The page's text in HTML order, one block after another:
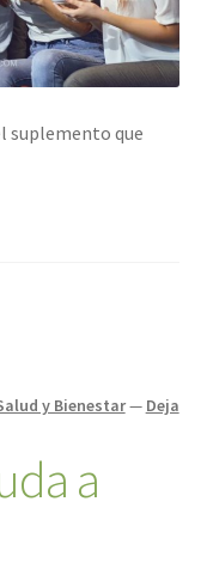
suplemento que
y Bienestar— Deja
a